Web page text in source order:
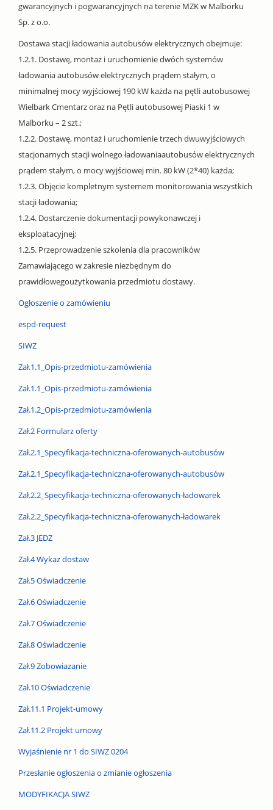
gwarancyjnych i pogwarancyjnych na terenie MZK w Malborku
Sp. z o.o.
Dostawa stacji ładowania autobusów elektrycznych obejmuje:
1.2.1. Dostawę, montaż i uruchomienie dwóch systemów
ładowania autobusów elektrycznych prądem stałym, o
minimalnej mocy wyjściowej 190 kW każda na pętli autobusowej
Wielbark Cmentarz oraz na Pętli autobusowej Piaski 1 w
Malborku – 2 szt.;
1.2.2. Dostawę, montaż i uruchomienie trzech dwuwyjściowych
stacjonarnych stacji wolnego ładowaniaautobusów elektrycznych
prądem stałym, o mocy wyjściowej min. 80 kW (2*40) każda;
1.2.3. Objęcie kompletnym systemem monitorowania wszystkich
stacji ładowania;
1.2.4. Dostarczenie dokumentacji powykonawczej i
eksploatacyjnej;
1.2.5. Przeprowadzenie szkolenia dla pracowników
Zamawiającego w zakresie niezbędnym do
prawidłowegoużytkowania przedmiotu dostawy.
Ogłoszenie o zamówieniu
espd-request
SIWZ
Zał.1.1_Opis-przedmiotu-zamówienia
Zał.1.1_Opis-przedmiotu-zamówienia
Zał.1.2_Opis-przedmiotu-zamówienia
Zał.2 Formularz oferty
Zał.2.1_Specyfikacja-techniczna-oferowanych-autobusów
Zał.2.1_Specyfikacja-techniczna-oferowanych-autobusów
Zał.2.2_Specyfikacja-techniczna-oferowanych-ładowarek
Zał.2.2_Specyfikacja-techniczna-oferowanych-ładowarek
Zał.3 JEDZ
Zał.4 Wykaz dostaw
Zał.5 Oświadczenie
Zał.6 Oświadczenie
Zał.7 Oświadczenie
Zał.8 Oświadczenie
Zał.9 Zobowiazanie
Zał.10 Oświadczenie
Zał.11.1 Projekt-umowy
Zał.11.2 Projekt umowy
Wyjaśnienie nr 1 do SIWZ 0204
Przesłanie ogłoszenia o zmianie ogłoszenia
MODYFIKACJA SIWZ